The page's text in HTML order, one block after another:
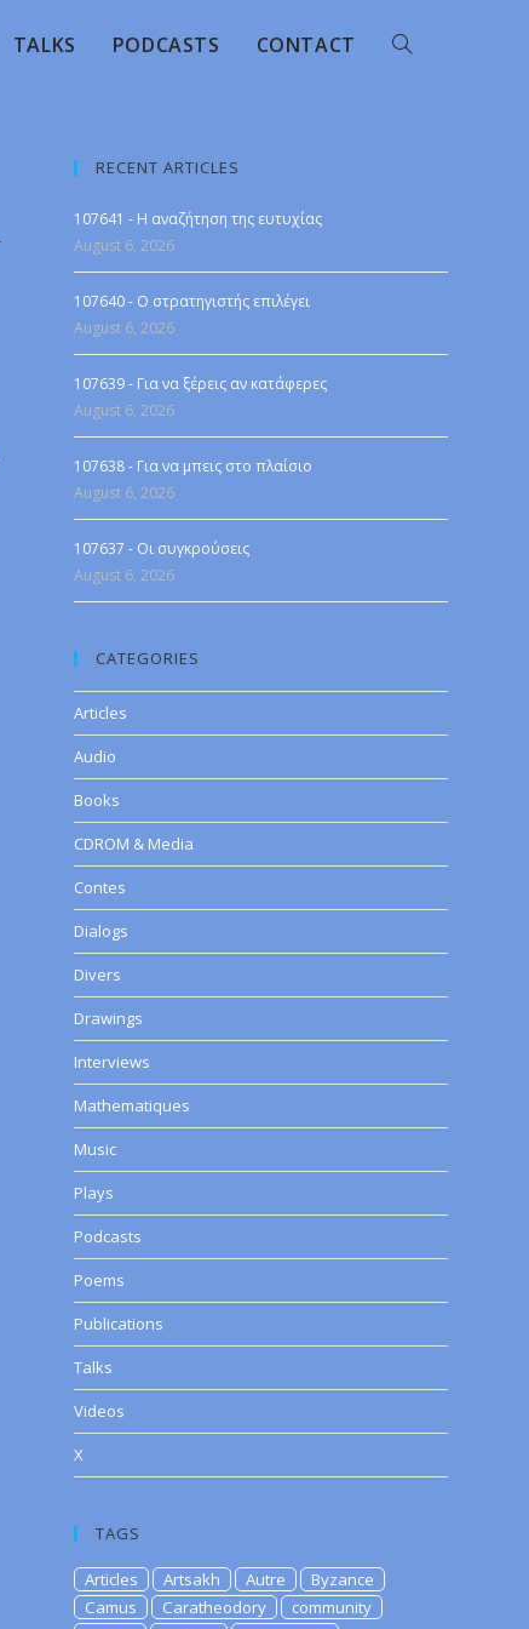
TALKS PODCASTS CONTACT
RECENT ARTICLES
107641 - Η αναζήτηση της ευτυχίας
August 6, 2026
107640 - Ο στρατηγιστής επιλέγει
August 6, 2026
107639 - Για να ξέρεις αν κατάφερες
August 6, 2026
107638 - Για να μπεις στο πλαίσιο
August 6, 2026
107637 - Οι συγκρούσεις
August 6, 2026
CATEGORIES
Articles
Audio
Books
CDROM & Media
Contes
Dialogs
Divers
Drawings
Interviews
Mathematiques
Music
Plays
Podcasts
Poems
Publications
Talks
Videos
X
TAGS
Articles Artsakh Autre
Byzance
Camus
Caratheodory
community